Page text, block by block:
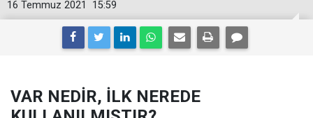
15:59
16 Temmuz 2021
VAR NEDİR, İLK NEREDE